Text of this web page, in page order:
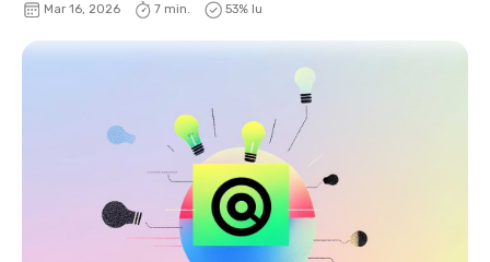
Mar 16, 2026 7 min. 53% lu